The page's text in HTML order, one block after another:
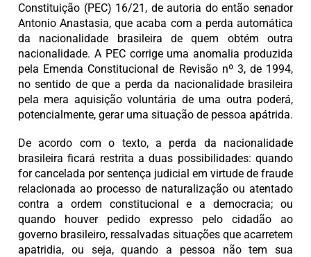
Constituição (PEC) 16/21, de autoria do então senador
Antonio Anastasia, que acaba com a perda automática
da nacionalidade brasileira de quem obtém outra
nacionalidade. A PEC corrige uma anomalia produzida
pela Emenda Constitucional de Revisão nº 3, de 1994,
no sentido de que a perda da nacionalidade brasileira
pela mera aquisição voluntária de uma outra poderá,
potencialmente, gerar uma situação de pessoa apátrida.
De acordo com o texto, a perda da nacionalidade
brasileira ficará restrita a duas possibilidades: quando
for cancelada por sentença judicial em virtude de fraude
relacionada ao processo de naturalização ou atentado
contra a ordem constitucional e a democracia; ou
quando houver pedido expresso pelo cidadão ao
governo brasileiro, ressalvadas situações que acarretem
apatridia, ou seja, quando a pessoa não tem sua